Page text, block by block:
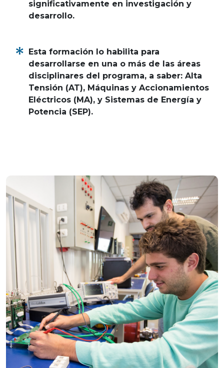
significativamente en investigación y
desarrollo.
Esta formación lo habilita para
desarrollarse en una o más de las áreas
disciplinares del programa, a saber: Alta
Tensión (AT), Máquinas y Accionamientos
Eléctricos (MA), y Sistemas de Energía y
Potencia (SEP).